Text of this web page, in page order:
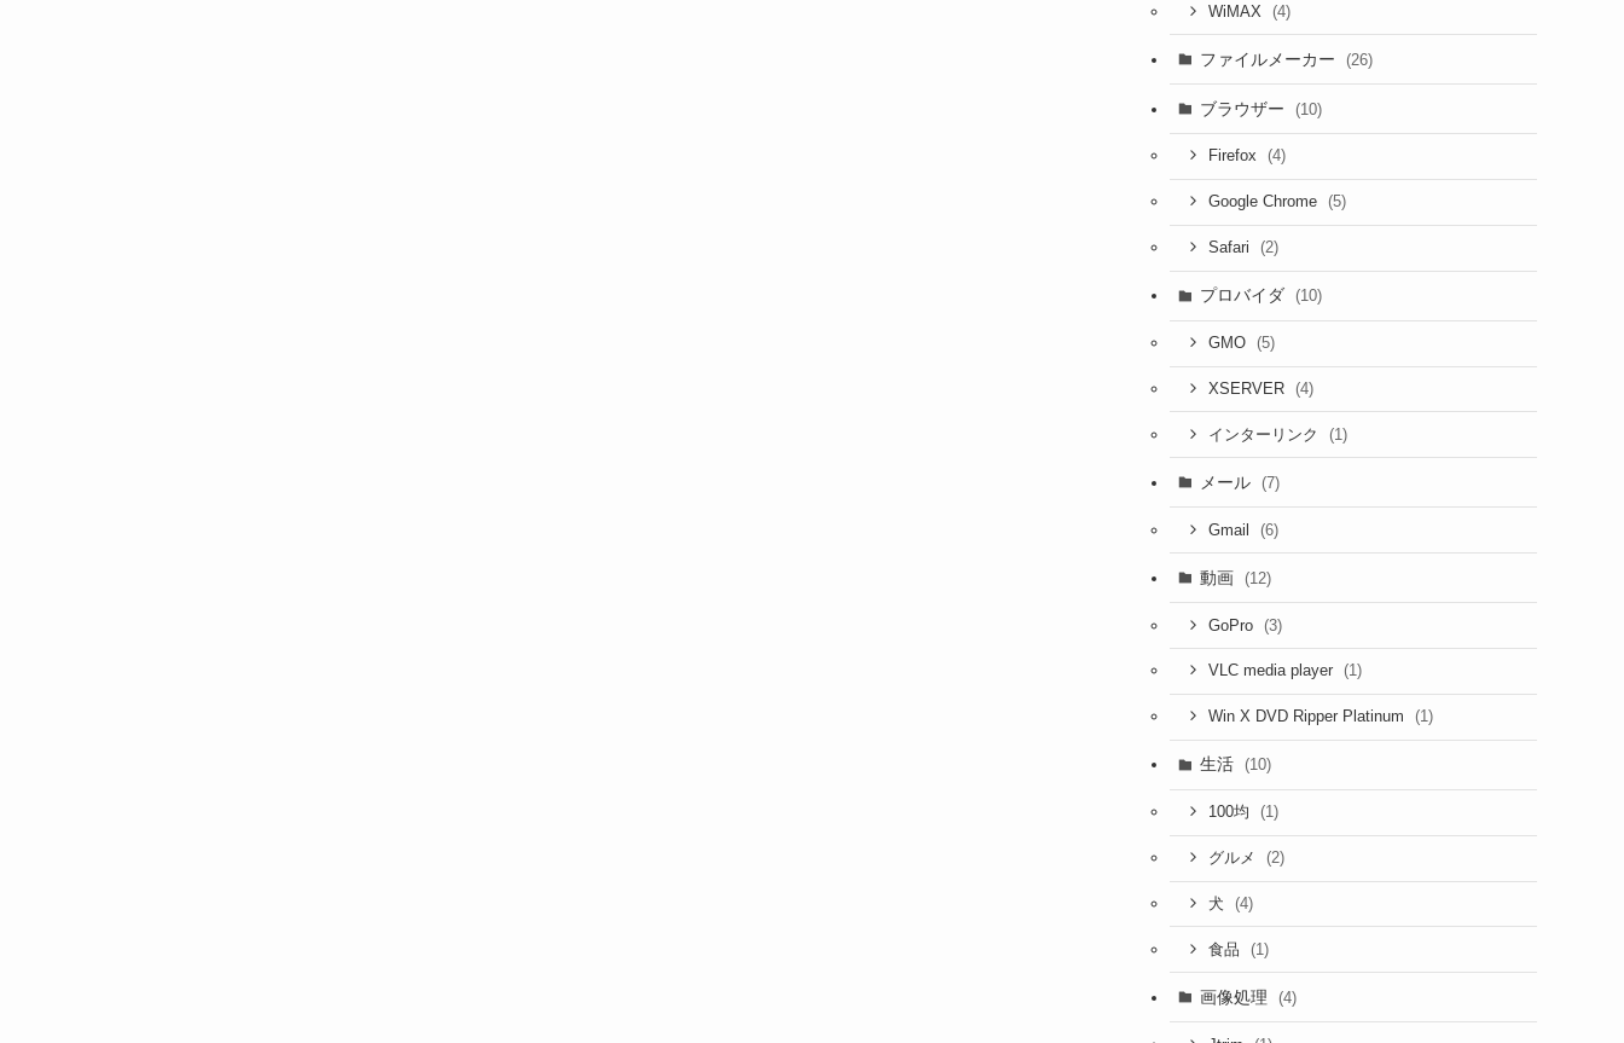
WiMAX (4)
ファイルメーカー (26)
ブラウザー (10)
Firefox (4)
Google Chrome (5)
Safari (2)
プロバイダ (10)
GMO (5)
XSERVER (4)
インターリンク (1)
メール (7)
Gmail (6)
動画 (12)
GoPro (3)
VLC media player (1)
Win X DVD Ripper Platinum (1)
生活 (10)
100均 (1)
グルメ (2)
犬 (4)
食品 (1)
画像処理 (4)